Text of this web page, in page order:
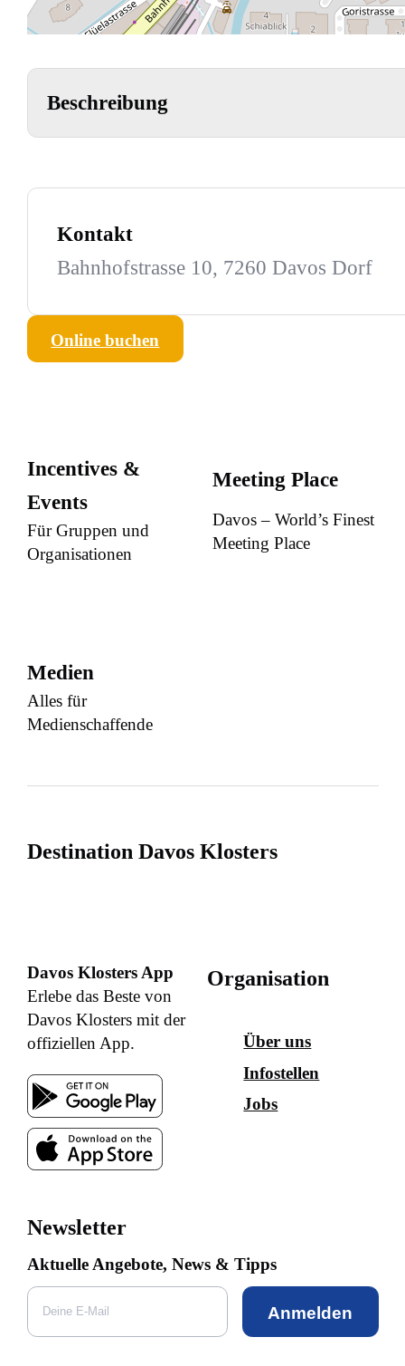
Beschreibung
Kontakt
Bahnhofstrasse 10, 7260 Davos Dorf
Online buchen
Incentives &
Events
Für Gruppen und
Organisationen
Meeting Place
Davos – World’s Finest
Meeting Place
Medien
Alles für
Medienschaffende
Destination Davos Klosters
Davos Klosters App
Erlebe das Beste von
Davos Klosters mit der
offiziellen App.
Organisation
Über uns
Infostellen
Jobs
Newsletter
Aktuelle Angebote, News & Tipps
Anmelden